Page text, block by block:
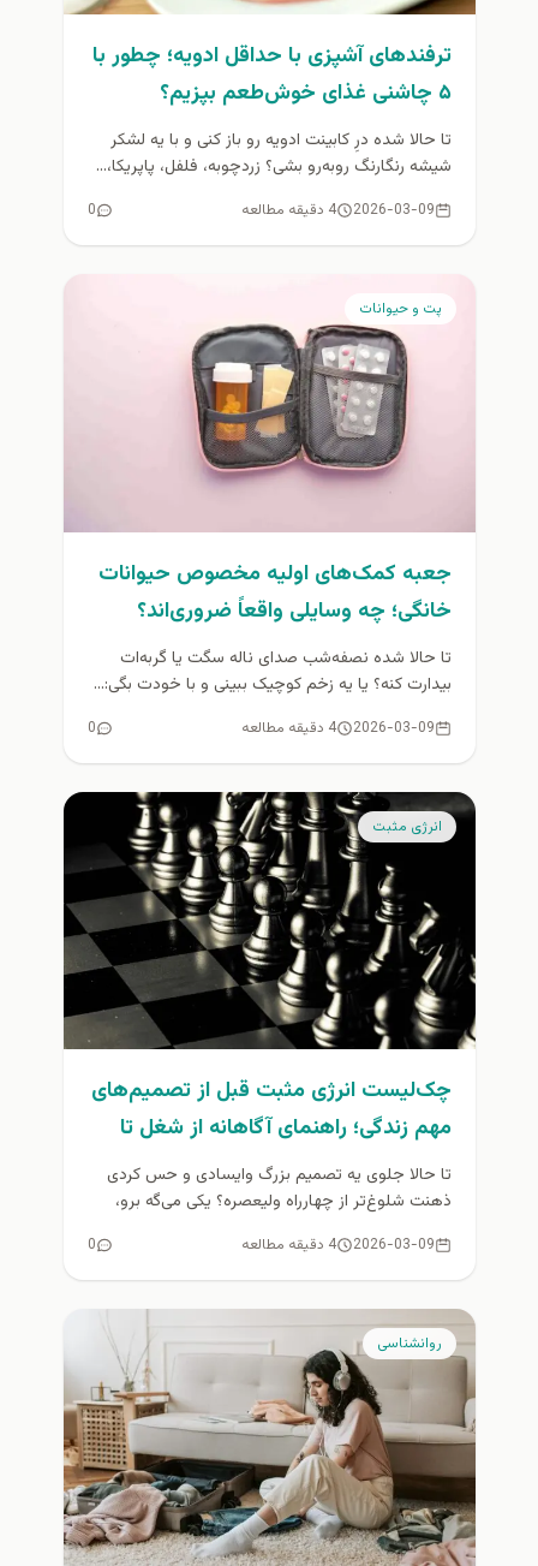
ترفندهای آشپزی با حداقل ادویه؛ چطور با
۵ چاشنی غذای خوش‌طعم بپزیم؟
تا حالا شده درِ کابینت ادویه رو باز کنی و با یه لشکر
شیشه رنگارنگ روبه‌رو بشی؟ زردچوبه، فلفل، پاپریکا،...
2026-03-09 4 دقیقه مطالعه 0
پت و حیوانات
جعبه کمک‌های اولیه مخصوص حیوانات
خانگی؛ چه وسایلی واقعاً ضروری‌اند؟
تا حالا شده نصفه‌شب صدای ناله سگت یا گربه‌ات
بیدارت کنه؟ یا یه زخم کوچیک ببینی و با خودت بگی:...
2026-03-09 4 دقیقه مطالعه 0
انرژی مثبت
چک‌لیست انرژی مثبت قبل از تصمیم‌های
مهم زندگی؛ راهنمای آگاهانه از شغل تا
مهاجرت
تا حالا جلوی یه تصمیم بزرگ وایسادی و حس کردی
ذهنت شلوغ‌تر از چهارراه ولیعصره؟ یکی می‌گه برو،
2026-03-09 4 دقیقه مطالعه 0
روانشناسی